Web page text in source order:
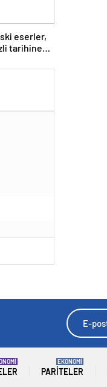
eserler,
tarihine
PARITELER
EKONOMİ